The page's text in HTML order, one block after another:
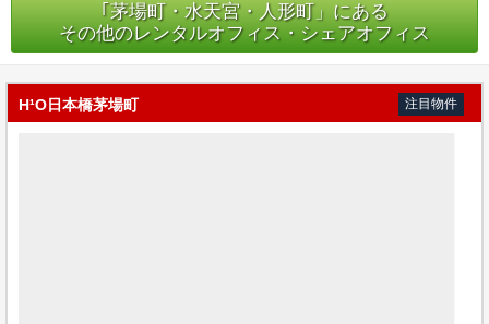
｢茅場町・水天宮・人形町」にある
その他のレンタルオフィス・シェアオフィス
H¹O日本橋茅場町 注目物件